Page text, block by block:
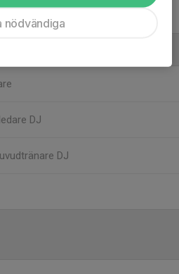
DJ
DJ
nödvändiga